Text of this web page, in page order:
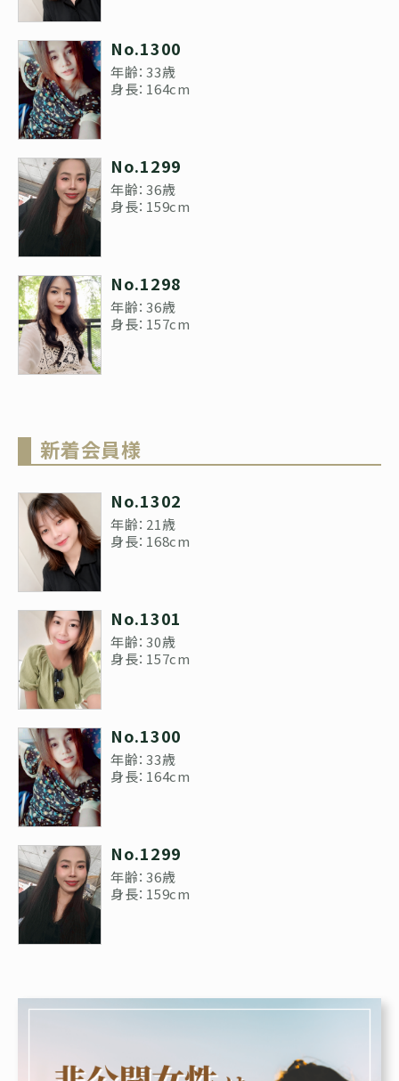
No.1300
年齢：33歳
身長：164cm
No.1299
年齢：36歳
身長：159cm
No.1298
年齢：36歳
身長：157cm
新着会員様
No.1302
年齢：21歳
身長：168cm
No.1301
年齢：30歳
身長：157cm
No.1300
年齢：33歳
身長：164cm
No.1299
年齢：36歳
身長：159cm